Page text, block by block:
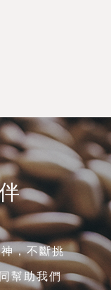
，不斷挑
幫助我們